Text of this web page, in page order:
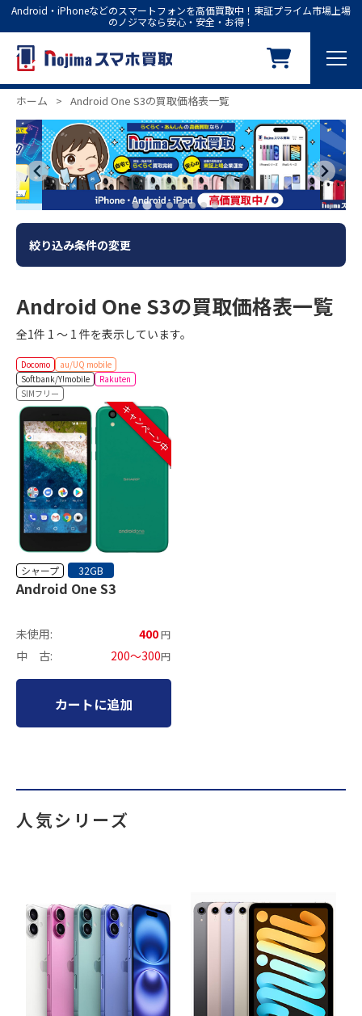
Android・iPhoneなどのスマートフォンを高価買取中！東証プライム市場上場
のノジマなら安心・安全・お得！
ホーム > Android One S3の買取価格表一覧
絞り込み条件の変更
Android One S3の買取価格表一覧
全1件 1 ～ 1 件を表示しています。
Docomo
au/UQ mobile
Softbank/Y!mobile
Rakuten
SIMフリー
キャンペーン中
シャープ 32GB
Android One S3
未使用: 400円
中 古: 200～300円
カートに追加
人気シリーズ